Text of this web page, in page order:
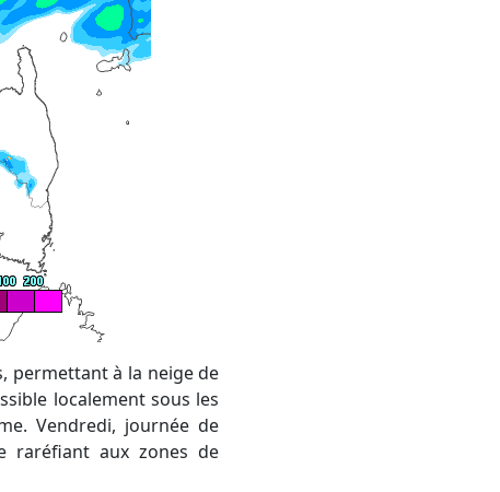
localement sous les
Vendredi, journée de
raréfiant aux zones de